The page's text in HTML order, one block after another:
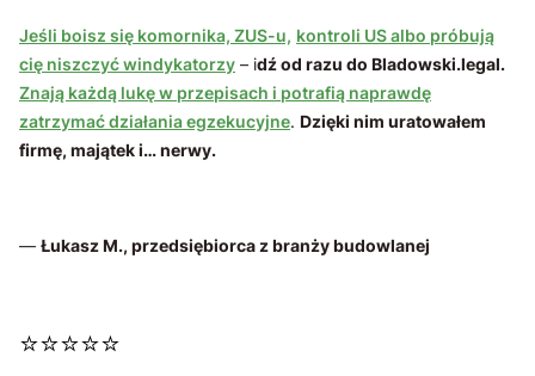
Jeśli boisz się komornika, ZUS-u, kontroli US albo próbują
cię niszczyć windykatorzy – idź od razu do Bladowski.legal.
Znają każdą lukę w przepisach i potrafią naprawdę
zatrzymać działania egzekucyjne. Dzięki nim uratowałem
firmę, majątek i… nerwy.
— Łukasz M., przedsiębiorca z branży budowlanej
⭐⭐⭐⭐⭐